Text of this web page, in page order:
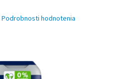
Podrobnosti hodnotenia